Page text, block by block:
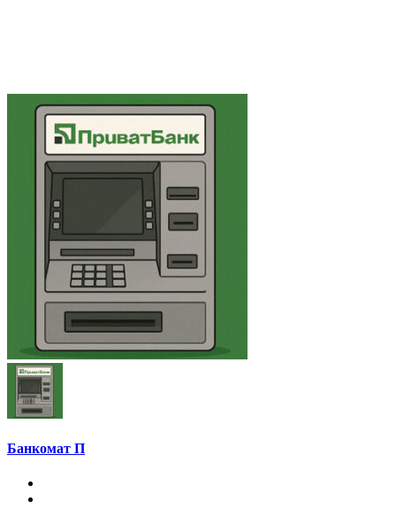
Банкомат П